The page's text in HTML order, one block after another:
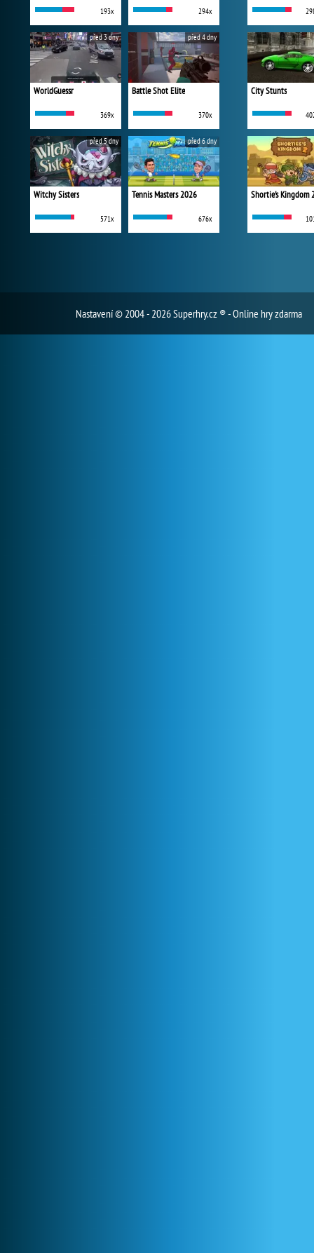
193x 294x
WorldGuessr
369x
před 3 dny
Battle Shot Elite
370x
před 4 dny
Witchy Sisters
571x
před 5 dny
Tennis Masters 2026
676x
před 6 dny
City Stunts
Shortie's Kingdom
Nastavení© 2004 - 2026 Superhry.cz ® - Online hry zdarma